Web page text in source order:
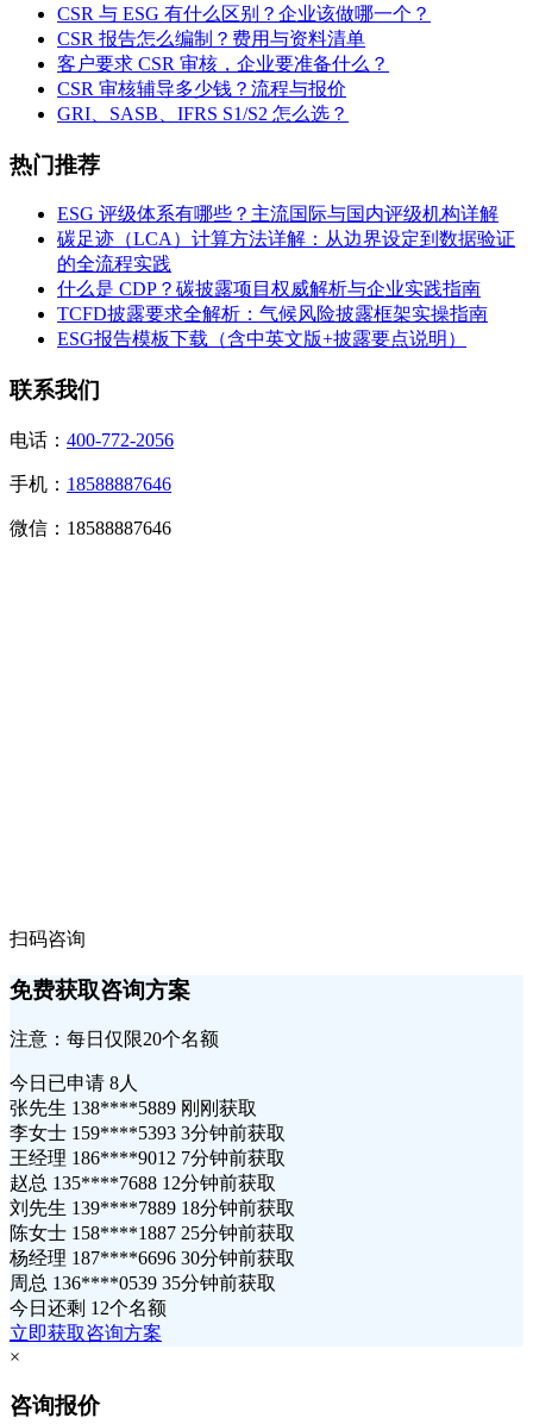
CSR 与 ESG 有什么区别？企业该做哪一个？
CSR 报告怎么编制？费用与资料清单
客户要求 CSR 审核，企业要准备什么？
CSR 审核辅导多少钱？流程与报价
GRI、SASB、IFRS S1/S2 怎么选？
热门推荐
ESG 评级体系有哪些？主流国际与国内评级机构详解
碳足迹（LCA）计算方法详解：从边界设定到数据验证
的全流程实践
什么是 CDP？碳披露项目权威解析与企业实践指南
TCFD披露要求全解析：气候风险披露框架实操指南
ESG报告模板下载（含中英文版+披露要点说明）
联系我们
电话： 400-772-2056
手机： 18588887646
微信：18588887646
扫码咨询
免费获取咨询方案
注意：每日仅限20个名额
今日已申请 8人
张先生 138****5889 刚刚获取
李女士 159****5393 3分钟前获取
王经理 186****9012 7分钟前获取
赵总 135****7688 12分钟前获取
刘先生 139****7889 18分钟前获取
陈女士 158****1887 25分钟前获取
杨经理 187****6696 30分钟前获取
周总 136****0539 35分钟前获取
今日还剩 12个名额
立即获取咨询方案
×
咨询报价